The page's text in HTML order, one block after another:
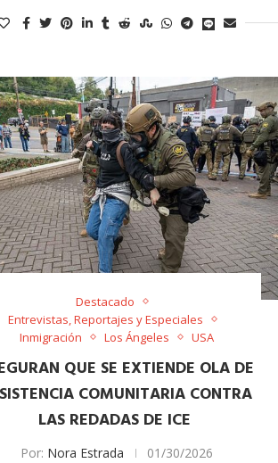
Destacado
Entrevistas, Reportajes y Especiales
Inmigración
Los Ángeles USA
QUE SE EXTIENDE OLA DE
COMUNITARIA CONTRA
LAS REDADAS DE ICE
Por: Nora Estrada 01/30/2026